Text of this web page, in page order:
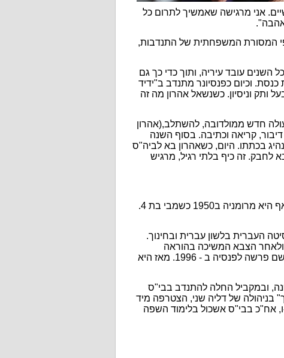
אני מרגישה שאמשיך לתרום כל
אהבה"
.
לפי המסורת המשפחתית של התנדבות,
ישר לנס ציונה, היה כל השנים עובד עיריה, ותוך כדי כך גם
וכיום כפנסיונר מתנדב ב"ידיד
ותק וניסיון. כשנשאל אהרון מה זה
עולה חדש ממולדובה, להשתלב,(אהרון
קריאה וכתיבה. בסוף השנה
בכתתו. היום, כשאהרון בא לביה"ס
לחבק. זה כיף בלתי רגיל, מרגיש
היא הגיעה לנס ציונה בעקבות אהרון מהצפון. משפחתה עלתה אף היא מרומניה ב1950 כשמבי בת 4.
העברית בלשון עברית ובחינוך.
הצבא המשיכה בהוראה
במקומות שונים בארץ וברוב הזמן בבי"ס "בן צבי" בנס ציונה, משם פרשה לפנסיה ב - 1996. מאז היא
ובמקביל החלה להתנדב בבי"ס
בניהולה של דליה שני, הצטרפה מיד
אח"כ בבי"ס אשכול בלימוד השפה